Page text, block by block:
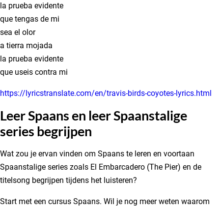
la prueba evidente
que tengas de mi
sea el olor
a tierra mojada
la prueba evidente
que useis contra mi
https://lyricstranslate.com/en/travis-birds-coyotes-lyrics.html
Leer Spaans en leer Spaanstalige
series begrijpen
Wat zou je ervan vinden om Spaans te leren en voortaan
Spaanstalige series zoals El Embarcadero (The Pier) en de
titelsong begrijpen tijdens het luisteren?
Start met een cursus Spaans. Wil je nog meer weten waarom